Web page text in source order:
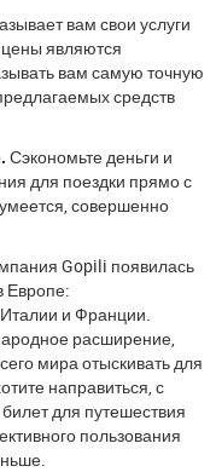
вам свои услуги
являются
вам самую точную
средств
Сэкономьте деньги и
для поездки прямо с
совершенно
Gopili появилась
Европе:
и Франции.
расширение,
мира отыскивать для
направиться, с
для путешествия
пользования